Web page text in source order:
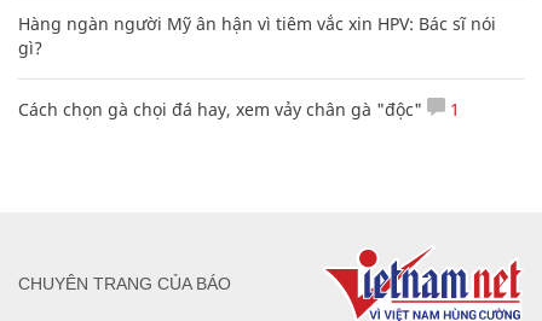
Hàng ngàn người Mỹ ân hận vì tiêm vắc xin HPV: Bác sĩ nói
gì?
Cách chọn gà chọi đá hay, xem vảy chân gà "độc" 1
CHUYÊN TRANG CỦA BÁO